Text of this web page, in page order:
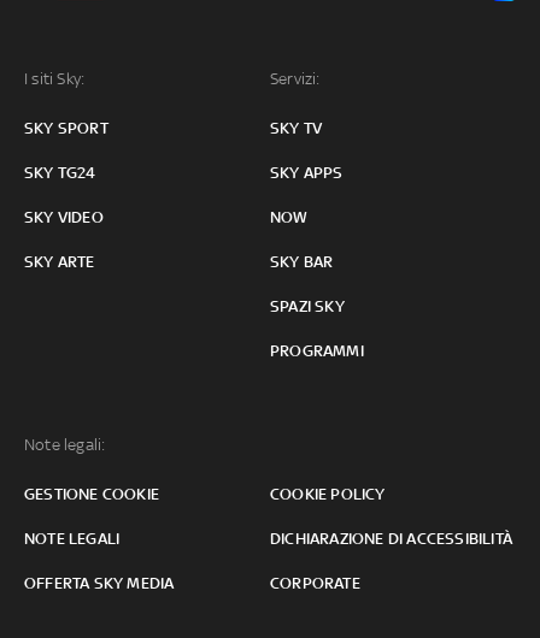
I siti Sky:
SKY SPORT
SKY TG24
SKY VIDEO
SKY ARTE
Servizi:
SKY TV
SKY APPS
NOW
SKY BAR
SPAZI SKY
PROGRAMMI
Note legali:
GESTIONE COOKIE COOKIE POLICY
NOTE LEGALI DICHIARAZIONE DI ACCESSIBILITÀ
OFFERTA SKY MEDIA CORPORATE